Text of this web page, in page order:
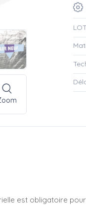
LOT
est obligatoire